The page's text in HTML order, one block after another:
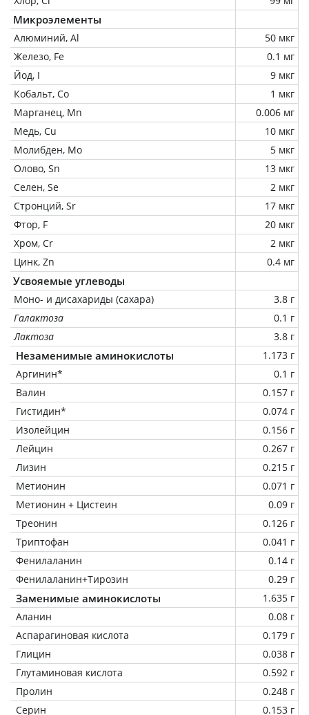
Микроэлементы
Алюминий, Al
50 мкг
Железо, Fe
0.1 мг
Йод, I
9 мкг
Кобальт, Co
1 мкг
Марганец, Mn
0.006 мг
Медь, Cu
10 мкг
Молибден, Mo
5 мкг
Олово, Sn
13 мкг
Селен, Se
2 мкг
Стронций, Sr
17 мкг
Фтор, F
20 мкг
Хром, Cr
2 мкг
Цинк, Zn
0.4 мг
Усвояемые углеводы
Моно- и дисахариды (сахара)
3.8 г
Галактоза
0.1 г
Лактоза
3.8 г
Незаменимые аминокислоты
1.173 г
Аргинин*
0.1 г
Валин
0.157 г
Гистидин*
0.074 г
Изолейцин
0.156 г
Лейцин
0.267 г
Лизин
0.215 г
Метионин
0.071 г
Метионин + Цистеин
0.09 г
Треонин
0.126 г
Триптофан
0.041 г
Фенилаланин
0.14 г
Фенилаланин+Тирозин
0.29 г
Заменимые аминокислоты
1.635 г
Аланин
0.08 г
Аспарагиновая кислота
0.179 г
Глицин
0.038 г
Глутаминовая кислота
0.592 г
Пролин
0.248 г
Серин
0.153 г